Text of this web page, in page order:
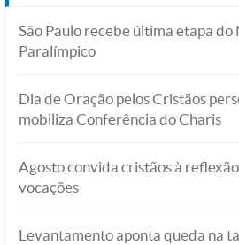
São Paulo recebe última etapa
Paralímpico
Dia de Oração pelos Cristãos
mobiliza Conferência do Charis
Agosto convida cristãos à
vocações
Levantamento aponta queda na